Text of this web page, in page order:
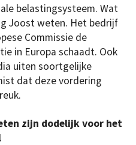
belastingsysteem. Wat
Joost weten. Het bedrijf
Commissie de
in Europa schaadt. Ook
uiten soortgelijke
dat deze vordering
zijn dodelijk voor het